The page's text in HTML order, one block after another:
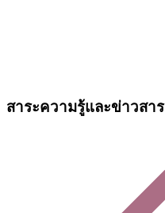
สาระความรู้และข่าวสาร